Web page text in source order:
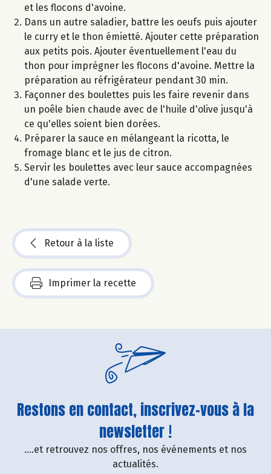
et les flocons d'avoine.
Dans un autre saladier, battre les oeufs puis ajouter
le curry et le thon émietté. Ajouter cette préparation
aux petits pois. Ajouter éventuellement l'eau du
thon pour imprégner les flocons d'avoine. Mettre la
préparation au réfrigérateur pendant 30 min.
Façonner des boulettes puis les faire revenir dans
un poêle bien chaude avec de l'huile d'olive jusqu'à
ce qu'elles soient bien dorées.
Préparer la sauce en mélangeant la ricotta, le
fromage blanc et le jus de citron.
Servir les boulettes avec leur sauce accompagnées
d'une salade verte.
Retour à la liste
Imprimer la recette
Restons en contact, inscrivez-vous à la
newsletter !
....et retrouvez nos offres, nos événements et nos
actualités.